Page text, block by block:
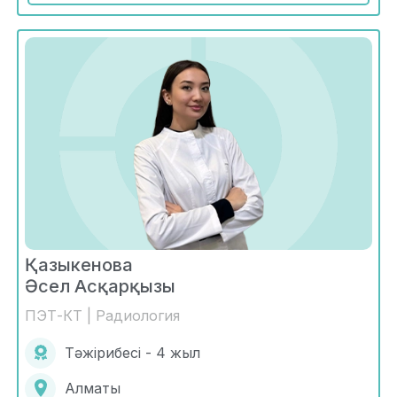
Қазыкенова
Әсел Асқарқызы
ПЭТ-КТ | Радиология
Тәжірибесі - 4 жыл
Алматы